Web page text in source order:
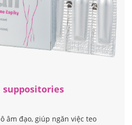
suppositories
âm đạo, giúp ngăn việc teo